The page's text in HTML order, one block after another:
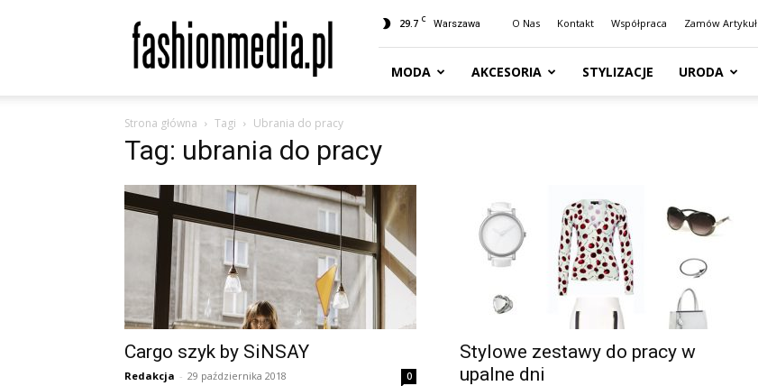
Moda
Styl
|
Trendy
|
Design
29.7 C Warszawa O Nas Kontakt Współpraca Zamów Artykuł
MODA AKCESORIA STYLIZACJE URODA
Strona główna Tagi Ubrania do pracy
Tag: ubrania do pracy
Cargo szyk by SiNSAY
Redakcja - 29 października 2018 0
Stylowe zestawy do pracy w
upalne dni